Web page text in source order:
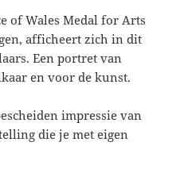
of Wales Medal for Arts
afficheert zich in dit
Een portret van
en voor de kunst.
impressie van
die je met eigen